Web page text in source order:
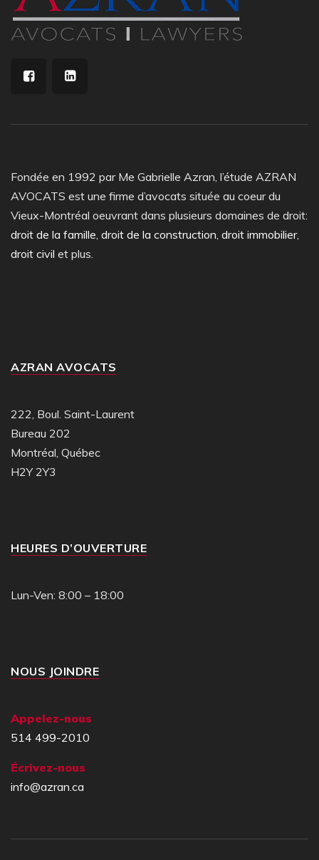
Fondée en 1992 par Me Gabrielle Azran, l’étude AZRAN
AVOCATS est une firme d’avocats située au coeur du
Vieux-Montréal oeuvrant dans plusieurs domaines de droit:
droit de la famille, droit de la construction, droit immobilier,
droit civil et plus.
AZRAN AVOCATS
222, Boul. Saint-Laurent
Bureau 202
Montréal, Québec
H2Y 2Y3
HEURES D’OUVERTURE
Lun-Ven: 8:00 – 18:00
NOUS JOINDRE
Appelez-nous
514 499-2010
Écrivez-nous
info@azran.ca